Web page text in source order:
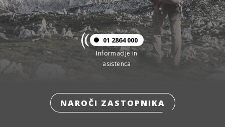
01 2864 000
Informacije in
asistenca
NAROČI ZASTOPNIKA